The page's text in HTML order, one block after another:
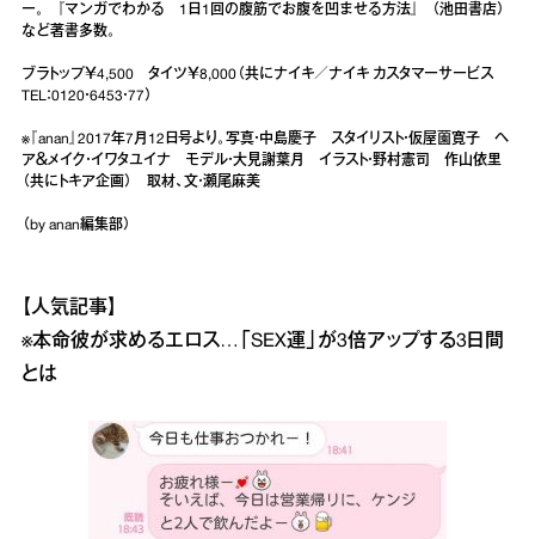
ー。『マンガでわかる 1日1回の腹筋でお腹を凹ませる方法』（池田書店）
など著書多数。
ブラトップ￥4,500 タイツ￥8,000（共にナイキ／ナイキ カスタマーサービス
TEL：0120・6453・77）
※『anan』2017年7月12日号より。写真・中島慶子 スタイリスト・仮屋薗寛子 ヘ
ア＆メイク・イワタユイナ モデル・大見謝葉月 イラスト・野村憲司 作山依里
（共にトキア企画） 取材、文・瀬尾麻美
（by anan編集部）
【人気記事】
※本命彼が求めるエロス…「SEX運」が3倍アップする3日間
とは